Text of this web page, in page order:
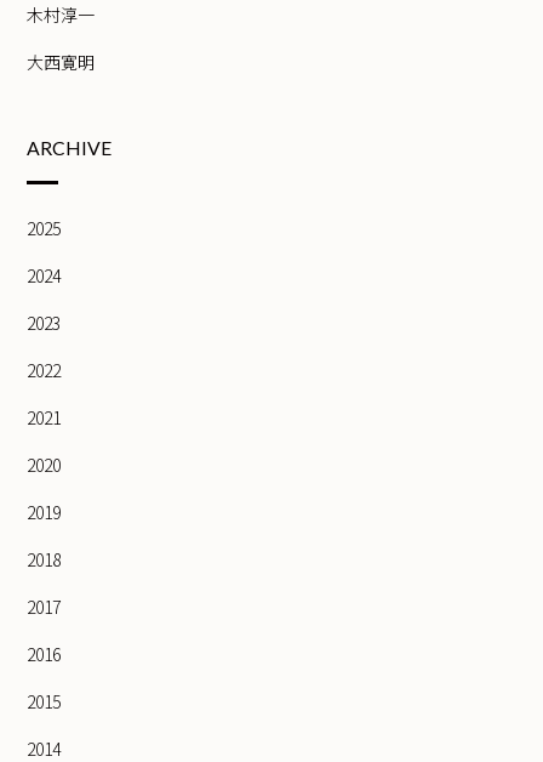
木村淳一
大西寛明
ARCHIVE
2025
2024
2023
2022
2021
2020
2019
2018
2017
2016
2015
2014